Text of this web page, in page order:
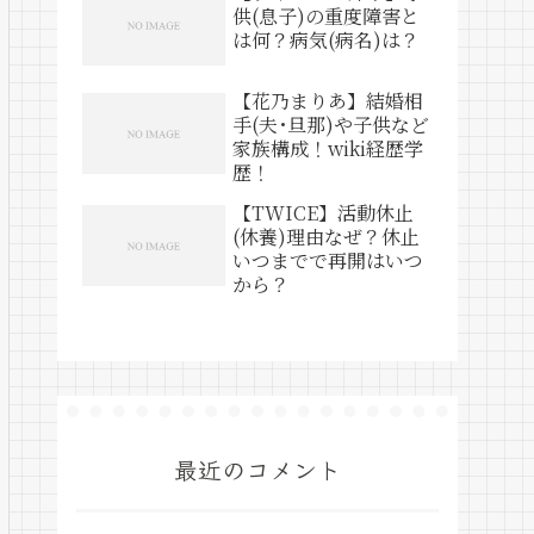
供(息子)の重度障害と
は何？病気(病名)は？
【花乃まりあ】結婚相
手(夫･旦那)や子供など
家族構成！wiki経歴学
歴！
【TWICE】活動休止
(休養)理由なぜ？休止
いつまでで再開はいつ
から？
最近のコメント